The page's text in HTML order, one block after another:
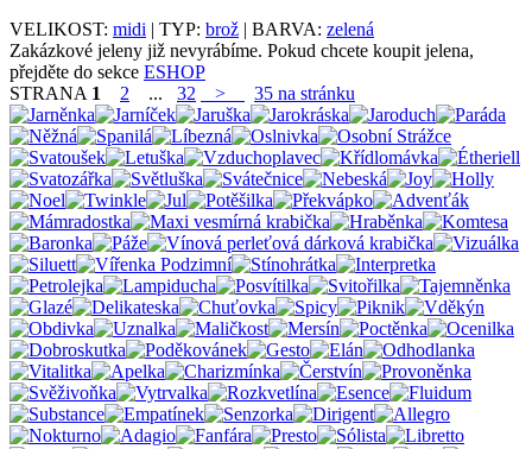
VELIKOST: midi | TYP: brož | BARVA: zelená
Zakázkové jeleny již nevyrábíme. Pokud chcete koupit jelena,
přejděte do sekce ESHOP
STRANA 1 2 ... 32 > 35 na stránku